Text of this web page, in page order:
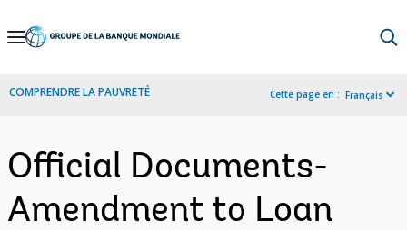
Skip
Navigation
COMPRENDRE LA PAUVRETÉ Cette page en : Français
Official Documents-
Amendment to Loan